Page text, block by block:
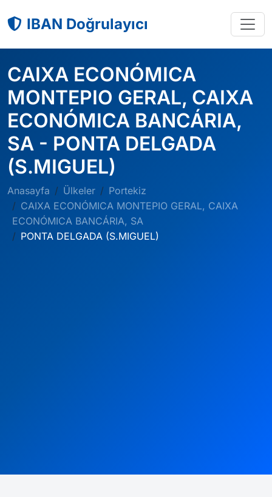
IBAN Doğrulayıcı
CAIXA ECONÓMICA
MONTEPIO GERAL, CAIXA
ECONÓMICA BANCÁRIA,
SA - PONTA DELGADA
(S.MIGUEL)
Anasayfa Ülkeler
Portekiz
CAIXA ECONÓMICA MONTEPIO GERAL, CAIXA
ECONÓMICA BANCÁRIA, SA
PONTA DELGADA (S.MIGUEL)